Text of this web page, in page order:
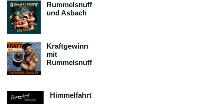
Rummelsnuff
und Asbach
Kraftgewinn
mit
Rummelsnuff
Himmelfahrt